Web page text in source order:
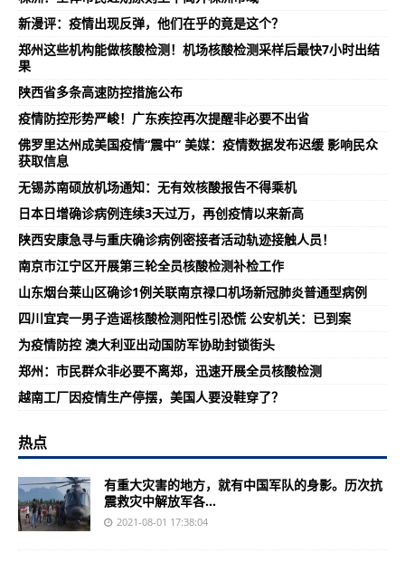
新漫评：疫情出现反弹，他们在乎的竟是这个？
郑州这些机构能做核酸检测！机场核酸检测采样后最快7小时出结
果
陕西省多条高速防控措施公布
疫情防控形势严峻！广东疾控再次提醒非必要不出省
佛罗里达州成美国疫情“震中” 美媒：疫情数据发布迟缓 影响民众
获取信息
无锡苏南硕放机场通知：无有效核酸报告不得乘机
日本日增确诊病例连续3天过万，再创疫情以来新高
陕西安康急寻与重庆确诊病例密接者活动轨迹接触人员！
南京市江宁区开展第三轮全员核酸检测补检工作
山东烟台莱山区确诊1例关联南京禄口机场新冠肺炎普通型病例
四川宜宾一男子造谣核酸检测阳性引恐慌 公安机关：已到案
为疫情防控 澳大利亚出动国防军协助封锁街头
郑州：市民群众非必要不离郑，迅速开展全员核酸检测
越南工厂因疫情生产停摆，美国人要没鞋穿了？
热点
有重大灾害的地方，就有中国军队的身影。历次抗
震救灾中解放军各...
2021-08-01 17:38:04